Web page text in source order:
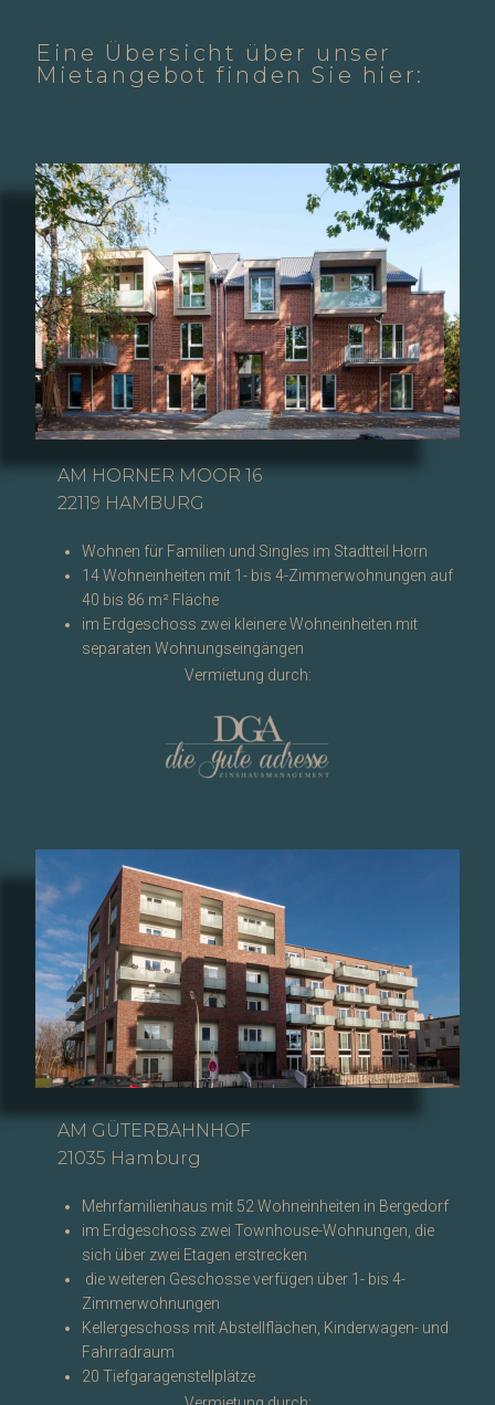
Eine Übersicht über unser
Mietangebot finden Sie hier:
AM HORNER MOOR 16
22119 HAMBURG
Wohnen für Familien und Singles im Stadtteil Horn
14 Wohneinheiten mit 1- bis 4-Zimmerwohnungen auf
40 bis 86 m² Fläche
im Erdgeschoss zwei kleinere Wohneinheiten mit
separaten Wohnungseingängen
Vermietung durch:
AM GÜTERBAHNHOF
21035 Hamburg
Mehrfamilienhaus mit 52 Wohneinheiten in Bergedorf
im Erdgeschoss zwei Townhouse-Wohnungen, die
sich über zwei Etagen erstrecken
die weiteren Geschosse verfügen über 1- bis 4-
Zimmerwohnungen
Kellergeschoss mit Abstellflächen, Kinderwagen- und
Fahrradraum
20 Tiefgaragenstellplätze